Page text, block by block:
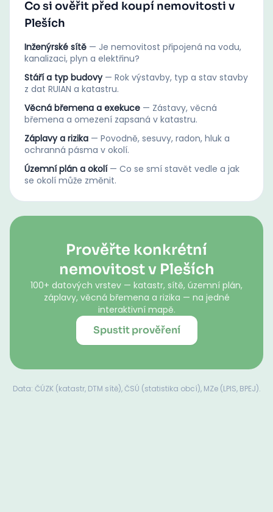
Co si ověřit před koupí nemovitosti v
Pleších
Inženýrské sítě — Je nemovitost připojená na vodu,
kanalizaci, plyn a elektřinu?
Stáří a typ budovy — Rok výstavby, typ a stav stavby
z dat RUIAN a katastru.
Věcná břemena a exekuce — Zástavy, věcná
břemena a omezení zapsaná v katastru.
Záplavy a rizika — Povodně, sesuvy, radon, hluk a
ochranná pásma v okolí.
Územní plán a okolí — Co se smí stavět vedle a jak
se okolí může změnit.
Prověřte konkrétní
nemovitost v Pleších
100+ datových vrstev — katastr, sítě, územní plán,
záplavy, věcná břemena a rizika — na jedné
interaktivní mapě.
Spustit prověření
Data: ČÚZK (katastr, DTM sítě), ČSÚ (statistika obcí), MZe (LPIS, BPEJ).